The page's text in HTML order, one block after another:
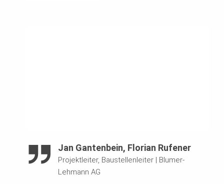
Jan Gantenbein, Florian Rufener
Projektleiter, Baustellenleiter | Blumer-
Lehmann AG